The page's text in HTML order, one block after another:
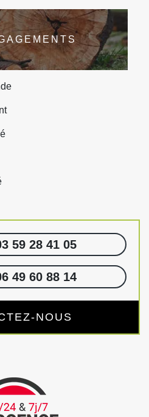
59 28 41 05
49 60 88 14
NOUS